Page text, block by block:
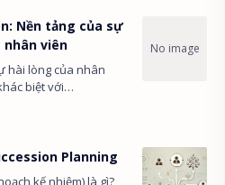
Nền tảng của sự
nhân viên
hài lòng của nhân
biệt với
môi trường làm
Planning